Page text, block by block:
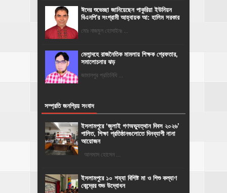
ঈদের শুভেচ্ছা জানিয়েছেন পাকুরিয়া ইউনিয়ন
বিএনপি'র সংগ্রামী আহ্বায়ক আ: হালিম সরকার
মোঃ নাজমুল হোসাইনঃ ...
মেলান্দহে রাজনৈতিক মামলায় শিক্ষক গ্রেফতার,
সমালোচনার ঝড়
জামালপুর প্রতিনিধি ...
সম্প্রতি জনপ্রিয় সংবাদ
‎ইসলামপুরে ‘জুলাই গণঅভ্যুত্থান দিবস ২০২৬’
পালিত, শিক্ষা প্রতিষ্ঠানগুলোতে দিনব্যাপী নানা
আয়োজন
‎​আলমাস হোসেন ...
ইসলামপুরে ১০ শয্যা বিশিষ্ট মা ও শিশু কল্যাণ
কেন্দ্রের শুভ উদ্বোধন